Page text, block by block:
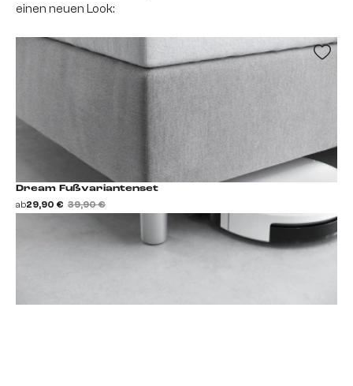
einen neuen Look:
Dream Fußvariantenset
ab29,90 € 39,90 €
Fußset hinzufügen